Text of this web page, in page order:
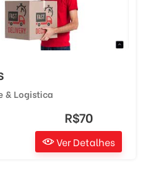
& Logistica
R$70
Ver Detalhes